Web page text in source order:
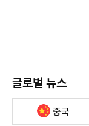
글로벌 뉴스
중국